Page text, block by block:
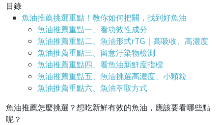
目錄
魚油推薦挑選重點！教你如何把關，找到好魚油
魚油推薦重點一、看功效性成分
魚油推薦重點二、魚油形式rTG｜高吸收、高濃度
魚油推薦重點三、留意汙染物檢測
魚油推薦重點四、看魚油新鮮度指標
魚油推薦重點五、魚油挑選高濃度、小顆粒
魚油推薦重點六、魚油萃取方式
魚油推薦怎麼挑選？想吃新鮮有效的魚油，應該要看哪些點
呢？